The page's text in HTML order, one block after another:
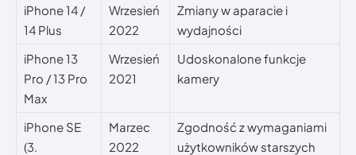
iPhone 14 /
14 Plus
Wrzesień
2022
Zmiany w aparacie i
wydajności
iPhone 13
Pro / 13 Pro
Max
Wrzesień
2021
Udoskonalone funkcje
kamery
iPhone SE
(3.
Marzec
2022
Zgodność z wymaganiami
użytkowników starszych